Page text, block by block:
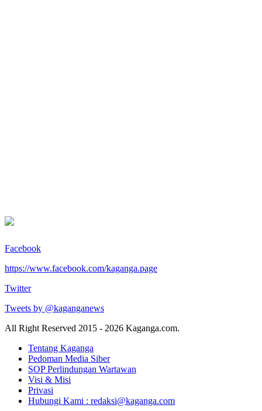
Facebook
https://www.facebook.com/kaganga.page
Twitter
Tweets by @kaganganews
All Right Reserved 2015 - 2026 Kaganga.com.
Tentang Kaganga
Pedoman Media Siber
SOP Perlindungan Wartawan
Visi & Misi
Privasi
Hubungi Kami : redaksi@kaganga.com